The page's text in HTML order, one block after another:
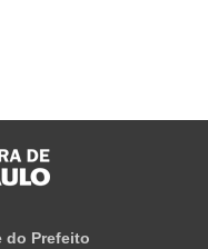
do Prefeito